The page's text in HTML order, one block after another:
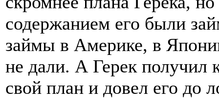
содержанием его были
займы в Америке, в
не дали. А Герек получил
свой план и довел его до